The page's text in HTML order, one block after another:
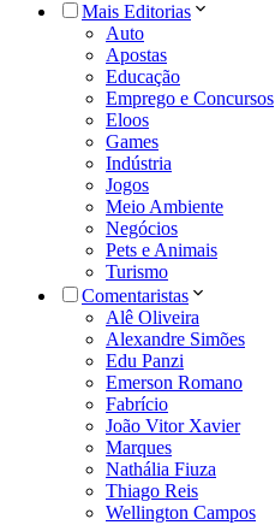
Mais Editorias
Auto
Apostas
Educação
Emprego e Concursos
Eloos
Games
Indústria
Jogos
Meio Ambiente
Negócios
Pets e Animais
Turismo
Comentaristas
Alê Oliveira
Alexandre Simões
Edu Panzi
Emerson Romano
Fabrício
João Vitor Xavier
Marques
Nathália Fiuza
Thiago Reis
Wellington Campos